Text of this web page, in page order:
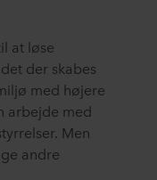
længe hver enkelt
kan bruge
om dig via
tilbage eller
nederst på
af cookies i afsnittet
at løse
der skabes
med højere
arbejde med
Men
andre